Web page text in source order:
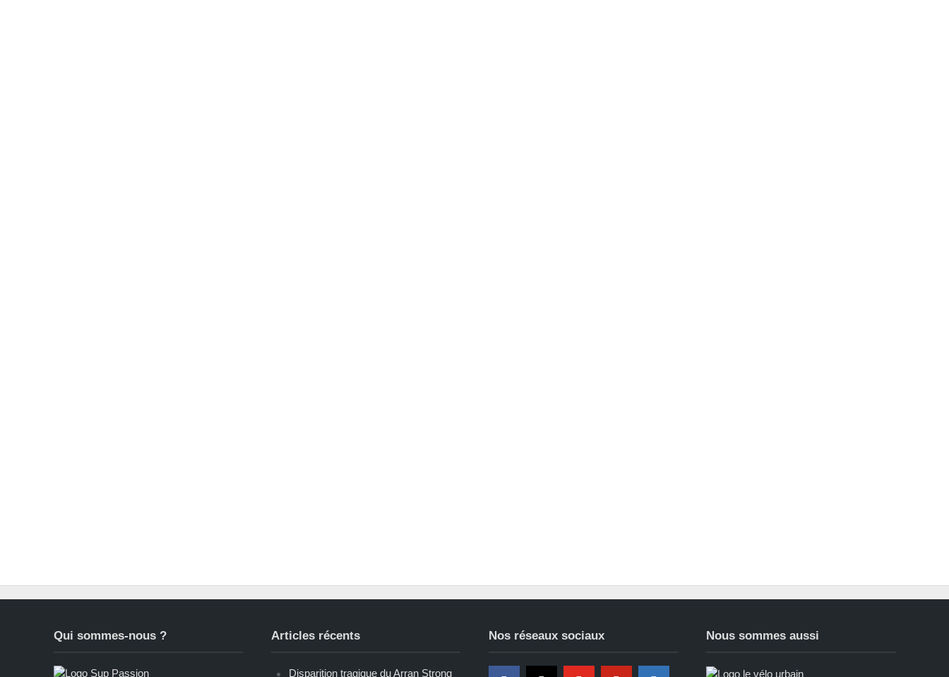
Qui sommes-nous ? Articles récents
Disparition tragique du Arran Strong
Nos réseaux sociaux Nous sommes aussi